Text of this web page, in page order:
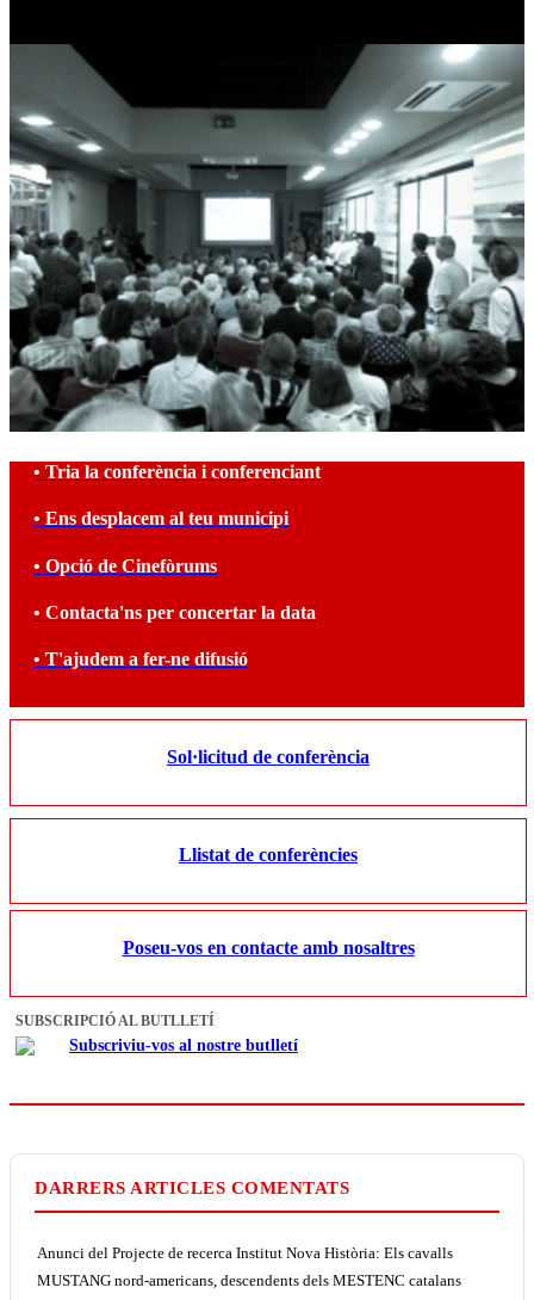
• Tria la conferència i conferenciant
• Ens desplacem al teu municipi
• Opció de Cinefòrums
• Contacta'ns per concertar la data
• T'ajudem a fer-ne difusió
Sol·licitud de conferència
Llistat de conferències
Poseu-vos en contacte amb nosaltres
SUBSCRIPCIÓ AL BUTLLETÍ
Subscriviu-vos al nostre butlletí
DARRERS ARTICLES COMENTATS
Anunci del Projecte de recerca Institut Nova Història: Els cavalls
MUSTANG nord-americans, descendents dels MESTENC catalans